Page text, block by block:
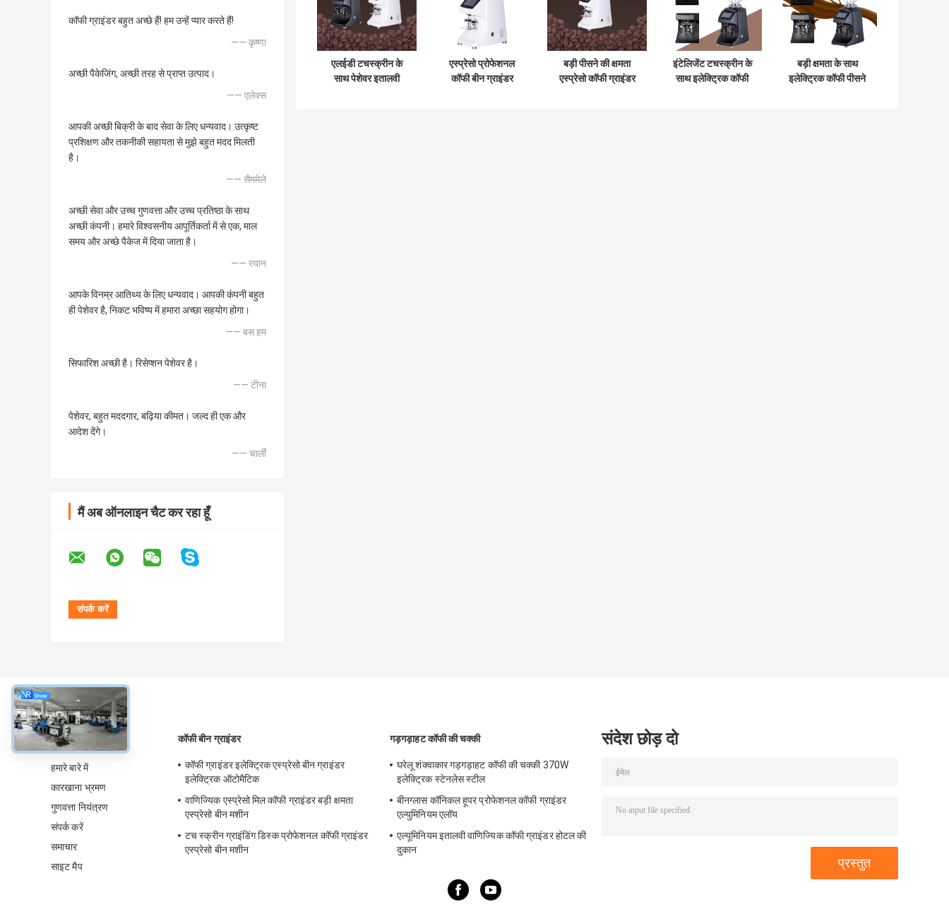
कॉफी ग्राइंडर बहुत अच्छे हैं! हम उन्हें प्यार करते हैं!
—— कृष्णा
अच्छी पैकेजिंग, अच्छी तरह से प्राप्त उत्पाद।
—— एलेक्स
आपकी अच्छी बिक्री के बाद सेवा के लिए धन्यवाद। उत्कृष्ट
प्रशिक्षण और तकनीकी सहायता से मुझे बहुत मदद मिलती
है।
—— सैममेले
अच्छी सेवा और उच्च गुणवत्ता और उच्च प्रतिष्ठा के साथ
अच्छी कंपनी। हमारे विश्वसनीय आपूर्तिकर्ता में से एक, माल
समय और अच्छे पैकेज में दिया जाता है।
—— रयान
आपके विनम्र आतिथ्य के लिए धन्यवाद। आपकी कंपनी बहुत
ही पेशेवर है, निकट भविष्य में हमारा अच्छा सहयोग होगा।
—— बस हम
सिफारिश अच्छी है। रिसेप्शन पेशेवर है।
—— टीना
पेशेवर, बहुत मददगार, बढ़िया कीमत। जल्द ही एक और
आदेश देंगे।
—— चार्ली
मैं अब ऑनलाइन चैट कर रहा हूँ
एलईडी टचस्क्रीन के
साथ पेशेवर इतालवी
एस्प्रेसो प्रोफेशनल
कॉफी बीन ग्राइंडर
बड़ी पीसने की क्षमता
एस्प्रेसो कॉफी ग्राइंडर
इंटेलिजेंट टचस्क्रीन के
साथ इलेक्ट्रिक कॉफी
बड़ी क्षमता के साथ
इलेक्ट्रिक कॉफी पीसने
के बारे में
हमारे बारे में
कारखाना भ्रमण
गुणवत्ता नियंत्रण
संपर्क करें
समाचार
साइट मैप
कॉफी बीन ग्राइंडर
कॉफी ग्राइंडर इलेक्ट्रिक एस्प्रेसो बीन ग्राइंडर
इलेक्ट्रिक ऑटोमैटिक
वाणिज्यिक एस्प्रेसो मिल कॉफी ग्राइंडर बड़ी क्षमता
एस्प्रेसो बीन मशीन
टच स्क्रीन ग्राइंडिंग डिस्क प्रोफेशनल कॉफी ग्राइंडर
एस्प्रेसो बीन मशीन
गड़गड़ाहट कॉफी की चक्की
घरेलू शंक्वाकार गड़गड़ाहट कॉफी की चक्की 370W
इलेक्ट्रिक स्टेनलेस स्टील
बीनग्लास कॉनिकल हूपर प्रोफेशनल कॉफी ग्राइंडर
एल्युमिनियम एलॉय
एल्यूमिनियम इतालवी वाणिज्यिक कॉफी ग्राइंडर होटल की
दुकान
संदेश छोड़ दो